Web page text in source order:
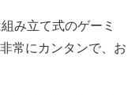
み立て式のゲーミ
常にカンタンで、お